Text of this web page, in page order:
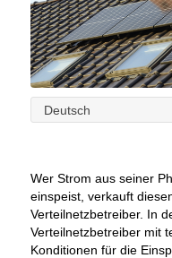
Deutsch
Wer Strom aus seiner
einspeist, verkauft
Verteilnetzbetreiber. In
Verteilnetzbetreiber mit
Konditionen für die